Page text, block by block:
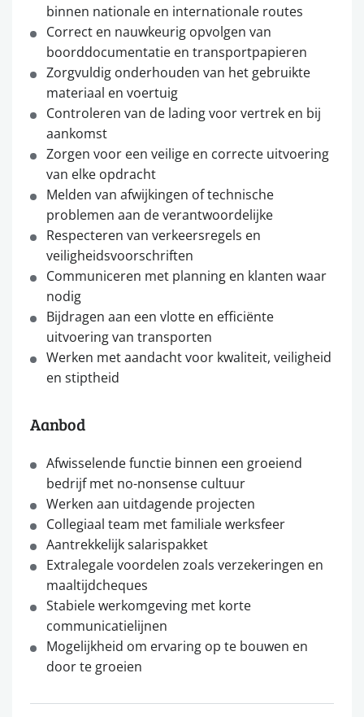
binnen nationale en internationale routes
Correct en nauwkeurig opvolgen van
boorddocumentatie en transportpapieren
Zorgvuldig onderhouden van het gebruikte
materiaal en voertuig
Controleren van de lading voor vertrek en bij
aankomst
Zorgen voor een veilige en correcte uitvoering
van elke opdracht
Melden van afwijkingen of technische
problemen aan de verantwoordelijke
Respecteren van verkeersregels en
veiligheidsvoorschriften
Communiceren met planning en klanten waar
nodig
Bijdragen aan een vlotte en efficiënte
uitvoering van transporten
Werken met aandacht voor kwaliteit, veiligheid
en stiptheid
Aanbod
Afwisselende functie binnen een groeiend
bedrijf met no-nonsense cultuur
Werken aan uitdagende projecten
Collegiaal team met familiale werksfeer
Aantrekkelijk salarispakket
Extralegale voordelen zoals verzekeringen en
maaltijdcheques
Stabiele werkomgeving met korte
communicatielijnen
Mogelijkheid om ervaring op te bouwen en
door te groeien